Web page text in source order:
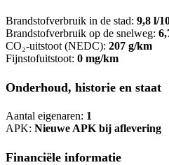
Brandstofverbruik in de stad: 9,8 l/
Brandstofverbruik op de snelweg:
CO₂-uitstoot (NEDC): 207 g/km
Fijnstofuitstoot: 0 mg/km
Onderhoud, historie en staat
Aantal eigenaren: 1
APK: Nieuwe APK bij aflevering
Financiële informatie